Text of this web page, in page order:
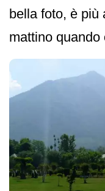
bella foto, è più
mattino quando